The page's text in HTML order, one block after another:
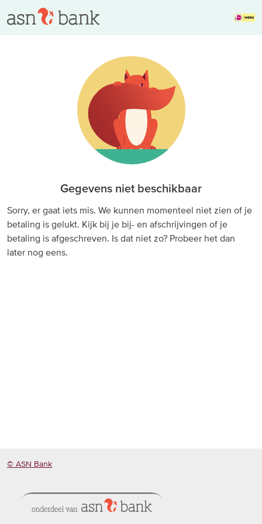
Gegevens niet beschikbaar
Sorry, er gaat iets mis. We kunnen momenteel niet zien of je
betaling is gelukt. Kijk bij je bij- en afschrijvingen of je
betaling is afgeschreven. Is dat niet zo? Probeer het dan
later nog eens.
© ASN Bank